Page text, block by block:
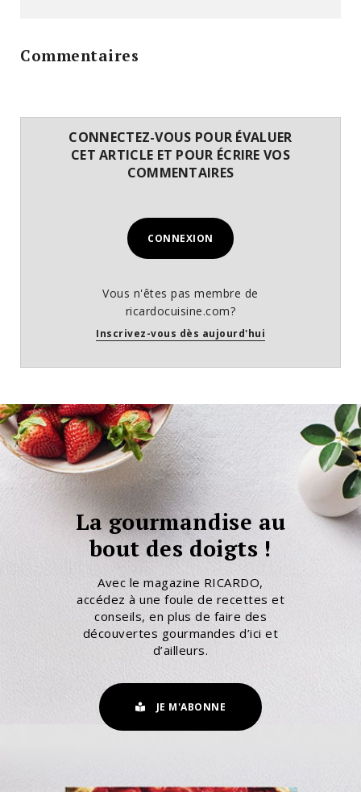
Commentaires
CONNECTEZ-VOUS POUR ÉVALUER
CET ARTICLE ET POUR ÉCRIRE VOS
COMMENTAIRES
CONNEXION
Vous n'êtes pas membre de
ricardocuisine.com?
Inscrivez-vous dès aujourd'hui
La gourmandise au
bout des doigts !
Avec le magazine RICARDO,
accédez à une foule de recettes et
conseils, en plus de faire des
découvertes gourmandes d’ici et
d’ailleurs.
JE M'ABONNE